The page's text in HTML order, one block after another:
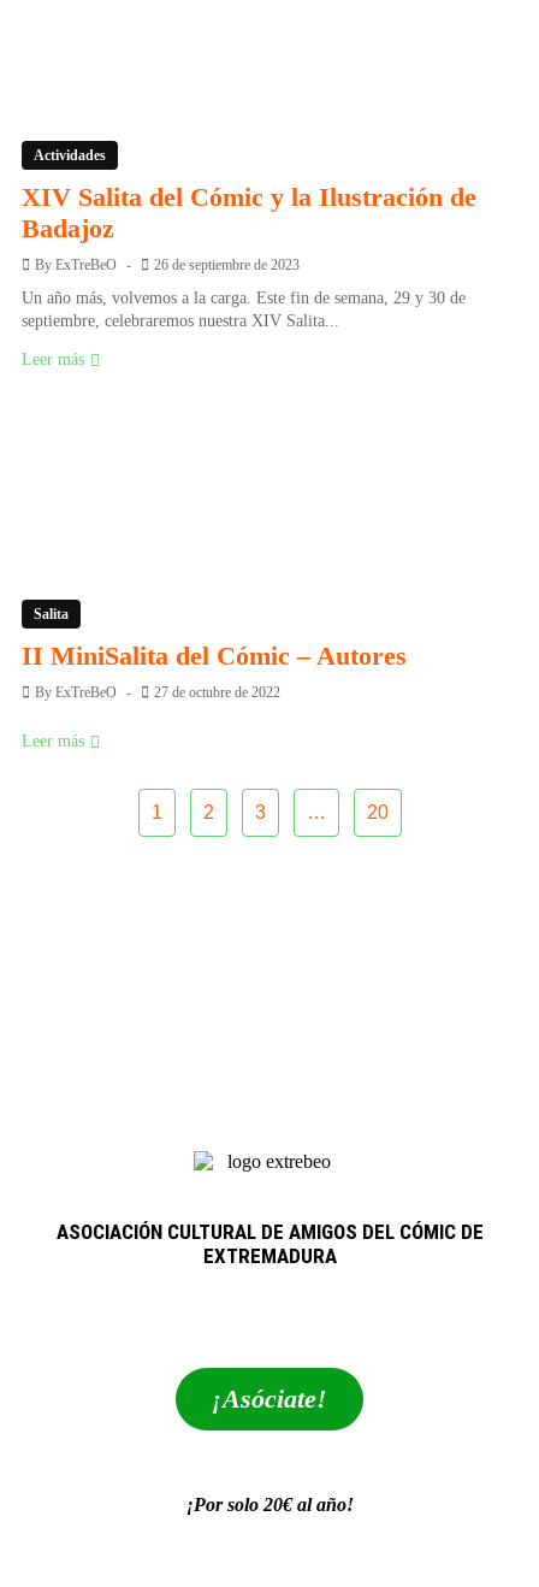
Actividades
XIV Salita del Cómic y la Ilustración de
Badajoz
By ExTreBeO 26 de septiembre de 2023
Un año más, volvemos a la carga. Este fin de semana, 29 y 30 de
septiembre, celebraremos nuestra XIV Salita...
Leer más
Salita
II MiniSalita del Cómic – Autores
By ExTreBeO 27 de octubre de 2022
Leer más
1 2 3 … 20
ASOCIACIÓN CULTURAL DE AMIGOS DEL CÓMIC DE
EXTREMADURA
¡Asóciate!
¡Por solo 20€ al año!